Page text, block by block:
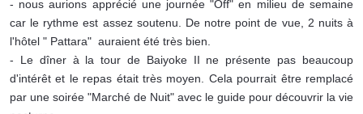
- nous aurions apprécié une journée "Off" en milieu de semaine
car le rythme est assez soutenu. De notre point de vue, 2 nuits à
l'hôtel " Pattara" auraient été très bien.
- Le dîner à la tour de Baiyoke II ne présente pas beaucoup
d'intérêt et le repas était très moyen. Cela pourrait être remplacé
par une soirée "Marché de Nuit" avec le guide pour découvrir la vie